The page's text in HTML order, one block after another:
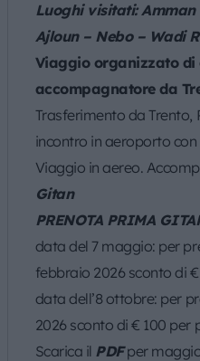
Luoghi visitati:
Ajloun – Nebo – Wadi
Viaggio organizzato di
accompagnatore da
Trasferimento da Trento,
incontro in aeroporto
Viaggio in aereo.
Gitan
PRENOTA PRIMA
data del 7 maggio: per
febbraio 2026 sconto di
data dell’8 ottobre: per
2026 sconto di € 100 per
Scarica il PDF per